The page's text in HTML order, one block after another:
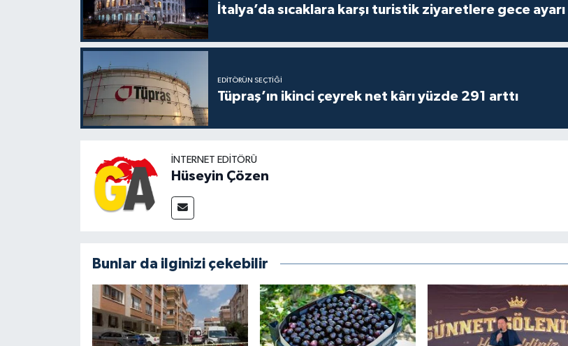
İtalya’da sıcaklara karşı turistik ziyaretlere gece ayarı
EDITÖRÜN SEÇTIĞI
Tüpraş’ın ikinci çeyrek net kârı yüzde 291 arttı
İNTERNET EDITÖRÜ
Hüseyin Çözen
Bunlar da ilginizi çekebilir